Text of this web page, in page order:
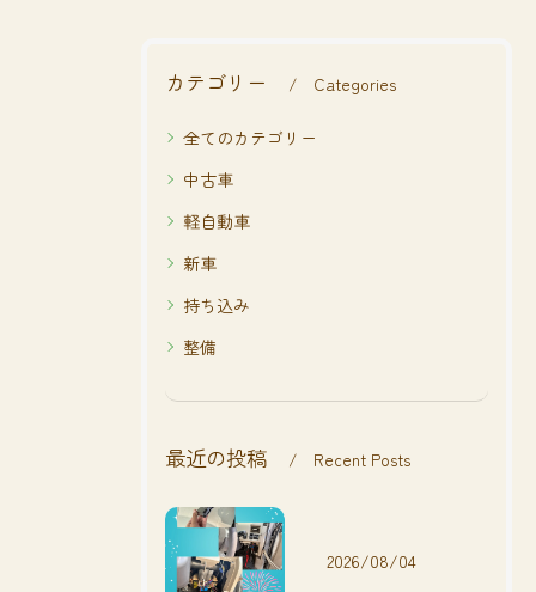
カテゴリー Categories
全てのカテゴリー
中古車
軽自動車
新車
持ち込み
整備
最近の投稿 Recent Posts
2026/08/04